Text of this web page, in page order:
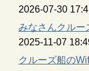
2026-07-30
みなさんクルー
2025-11-07
クルーズ船の